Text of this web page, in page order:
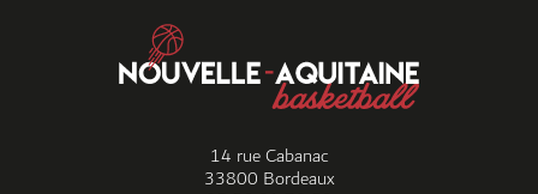
14 rue Cabanac
33800 Bordeaux